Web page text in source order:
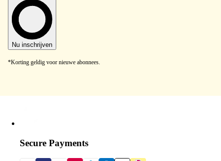
Nu inschrijven
*Korting geldig voor nieuwe abonnees.
Secure Payments